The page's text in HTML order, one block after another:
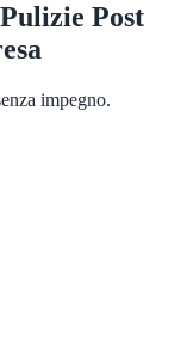
Pulizie Post
impegno.